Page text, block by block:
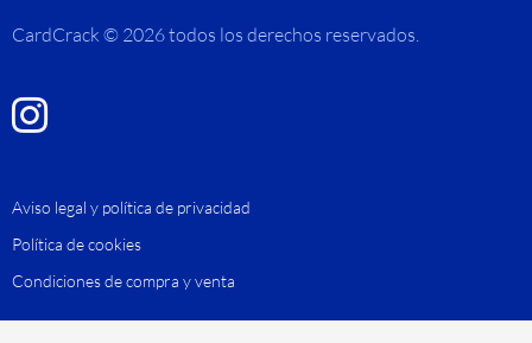
CardCrack © 2026 todos los derechos reservados.
Aviso legal y política de privacidad
Política de cookies
Condiciones de compra y venta